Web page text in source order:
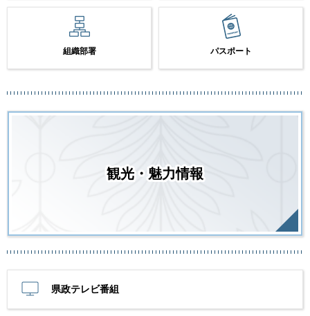
組織部署 パスポート
観光・魅力情報
県政テレビ番組